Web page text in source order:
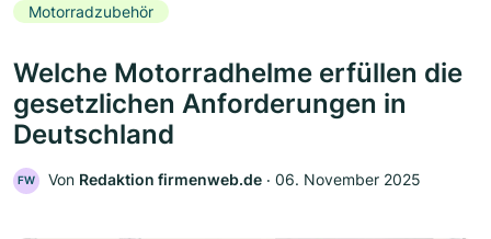
Motorradzubehör
Welche Motorradhelme erfüllen die
gesetzlichen Anforderungen in
Deutschland
FW Von Redaktion firmenweb.de ‧ 06. November 2025